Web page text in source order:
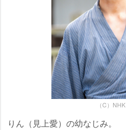
（C）NHK
りん（見上愛）の幼なじみ。